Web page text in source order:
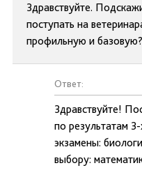
Здравствуйте.
поступать на
профильную и базовую?
Ответ:
Здравствуйте!
по результатам
экзамены:
выбору: